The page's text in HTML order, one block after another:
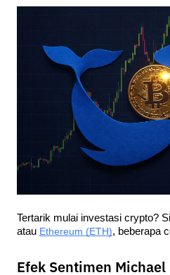
Tertarik mulai investasi crypto?
atau Ethereum (ETH), beberapa
Efek Sentimen